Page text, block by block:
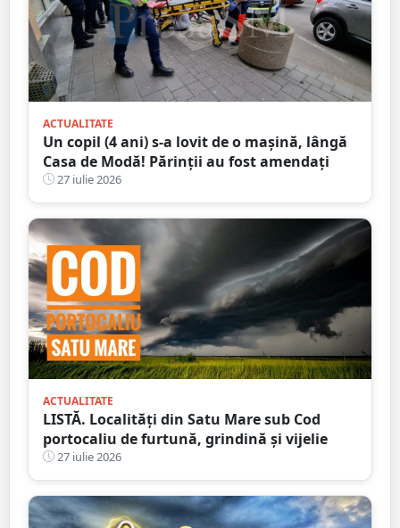
ACTUALITATE
Un copil (4 ani) s-a lovit de o mașină, lângă
Casa de Modă! Părinții au fost amendați
27 iulie 2026
ACTUALITATE
LISTĂ. Localități din Satu Mare sub Cod
portocaliu de furtună, grindină și vijelie
27 iulie 2026